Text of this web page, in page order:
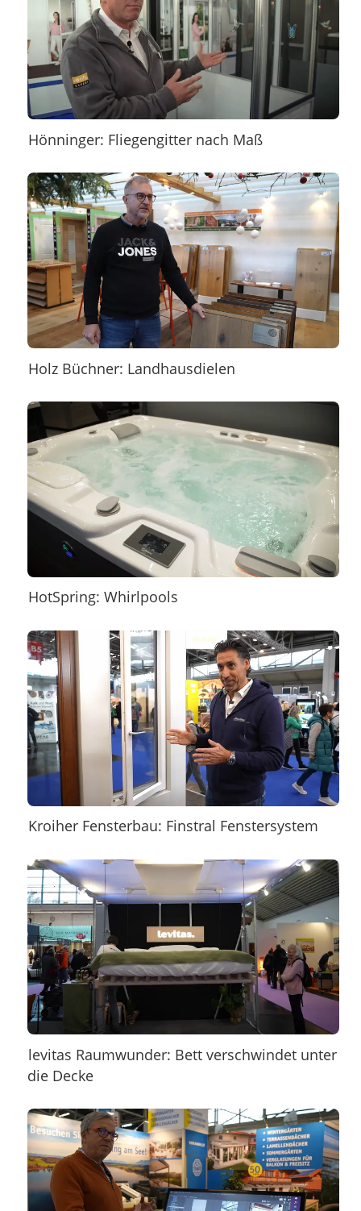
Hönninger: Fliegengitter nach Maß
Holz Büchner: Landhausdielen
HotSpring: Whirlpools
Kroiher Fensterbau: Finstral Fenstersystem
levitas Raumwunder: Bett verschwindet unter
die Decke